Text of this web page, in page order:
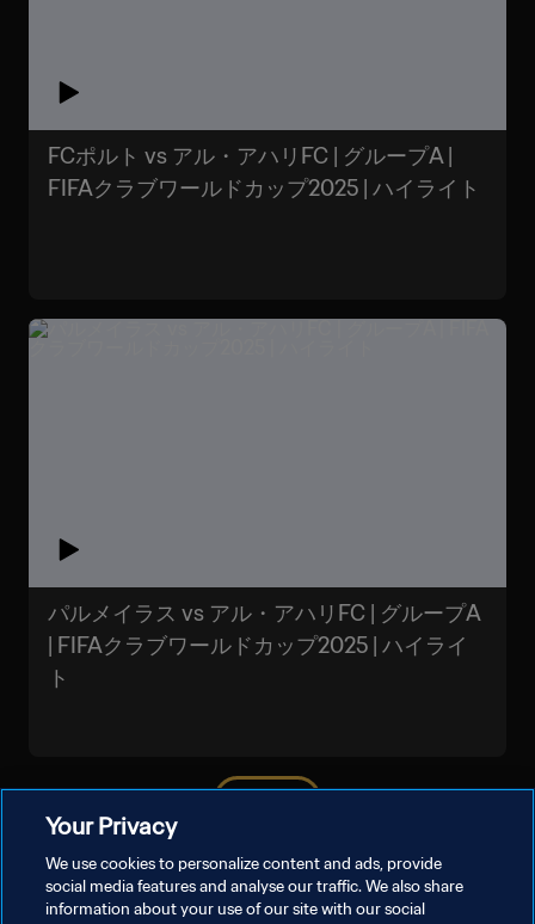
FCポルト vs アル・アハリFC | グループA |
FIFAクラブワールドカップ2025 | ハイライト
パルメイラス vs アル・アハリFC | グループA
| FIFAクラブワールドカップ2025 | ハイライ
ト
Your Privacy
We use cookies to personalize content and ads, provide
social media features and analyse our traffic. We also share
information about your use of our site with our social